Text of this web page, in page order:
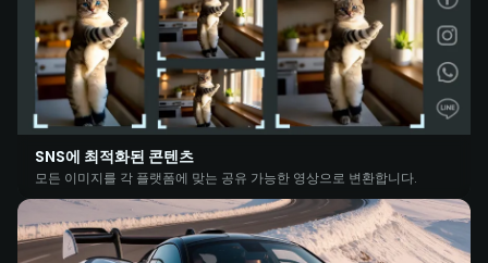
SNS에 최적화된 콘텐츠
모든 이미지를 각 플랫폼에 맞는 공유 가능한 영상으로 변환합니다.